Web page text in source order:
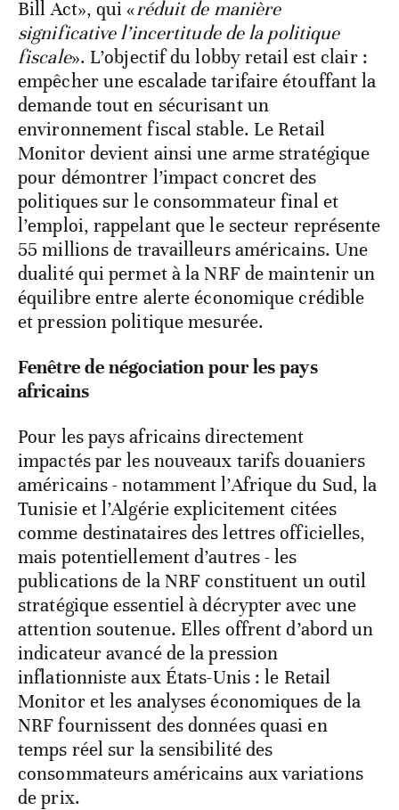
Bill Act», qui «réduit de manière
significative l’incertitude de la politique
fiscale». L’objectif du lobby retail est clair :
empêcher une escalade tarifaire étouffant la
demande tout en sécurisant un
environnement fiscal stable. Le Retail
Monitor devient ainsi une arme stratégique
pour démontrer l’impact concret des
politiques sur le consommateur final et
l’emploi, rappelant que le secteur représente
55 millions de travailleurs américains. Une
dualité qui permet à la NRF de maintenir un
équilibre entre alerte économique crédible
et pression politique mesurée.
Fenêtre de négociation pour les pays
africains
Pour les pays africains directement
impactés par les nouveaux tarifs douaniers
américains - notamment l’Afrique du Sud, la
Tunisie et l’Algérie explicitement citées
comme destinataires des lettres officielles,
mais potentiellement d’autres - les
publications de la NRF constituent un outil
stratégique essentiel à décrypter avec une
attention soutenue. Elles offrent d’abord un
indicateur avancé de la pression
inflationniste aux États-Unis : le Retail
Monitor et les analyses économiques de la
NRF fournissent des données quasi en
temps réel sur la sensibilité des
consommateurs américains aux variations
de prix.